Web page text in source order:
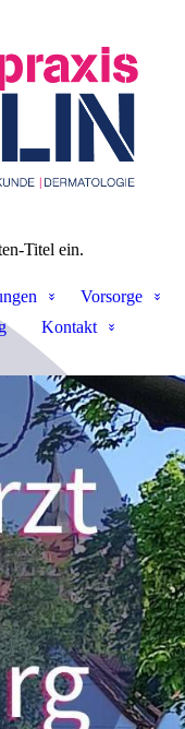
Titel ein.
Vorsorge
Kontakt